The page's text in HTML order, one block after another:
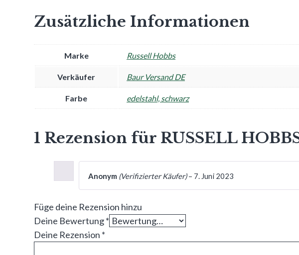
Zusätzliche Informationen
Marke Russell Hobbs
Verkäufer Baur Versand DE
Farbe edelstahl, schwarz
1 Rezension für RUSSELL
Anonym (Verifizierter Käufer) – 7. Juni 2023
Füge deine Rezension hinzu
Deine Bewertung*
Deine Rezension *